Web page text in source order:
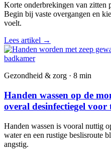
Korte onderbrekingen van zitten
Begin bij vaste overgangen en
voelt.
Lees artikel →
Gezondheid & zorg · 8 min
Handen wassen op de
overal desinfectiegel voor
Handen wassen is vooral nuttig
water en een rustige beslisroute
angstig.